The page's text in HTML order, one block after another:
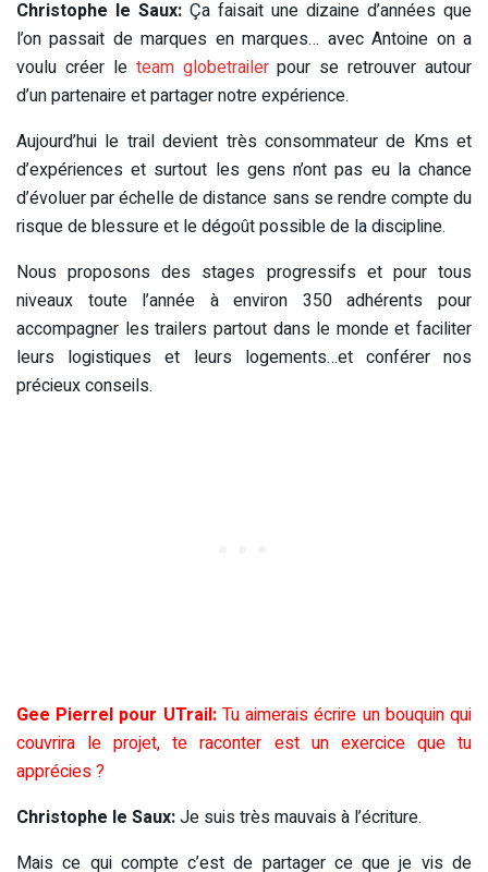
Christophe le Saux: Ça faisait une dizaine d’années que
l’on passait de marques en marques… avec Antoine on a
voulu créer le team globetrailerpour se retrouver autour
d’un partenaire et partager notre expérience.
Aujourd’hui le trail devient très consommateur de Kms et
d’expériences et surtout les gens n’ont pas eu la chance
d’évoluer par échelle de distance sans se rendre compte du
risque de blessure et le dégoût possible de la discipline.
Nous proposons des stages progressifs et pour tous
niveaux toute l’année à environ 350 adhérents pour
accompagner les trailers partout dans le monde et faciliter
leurs logistiques et leurs logements…et conférer nos
précieux conseils.
Gee Pierrel pour UTrail:Tu aimerais écrire un bouquin qui
couvrira le projet, te raconter est un exercice que tu
apprécies ?
Christophe le Saux:Je suis très mauvais à l’écriture.
Mais ce qui compte c’est de partager ce que je vis de